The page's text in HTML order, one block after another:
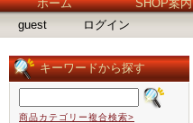
ホーム SHOP案内
guest
ログイン
キーワードから探す
商品カテゴリー複合検索>